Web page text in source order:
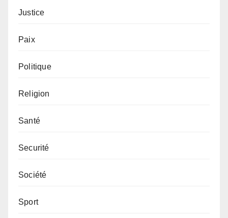
Justice
Paix
Politique
Religion
Santé
Securité
Société
Sport